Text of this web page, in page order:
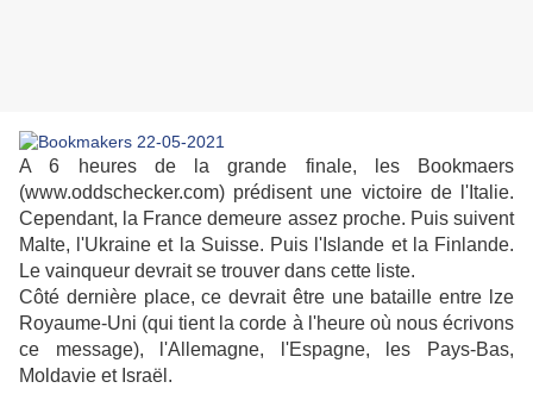
A 6 heures de la grande finale, les Bookmaers
(www.oddschecker.com) prédisent une victoire de l'Italie.
Cependant, la France demeure assez proche. Puis suivent
Malte, l'Ukraine et la Suisse. Puis l'Islande et la Finlande.
Le vainqueur devrait se trouver dans cette liste.
Côté dernière place, ce devrait être une bataille entre lze
Royaume-Uni (qui tient la corde à l'heure où nous écrivons
ce message), l'Allemagne, l'Espagne, les Pays-Bas,
Moldavie et Israël.